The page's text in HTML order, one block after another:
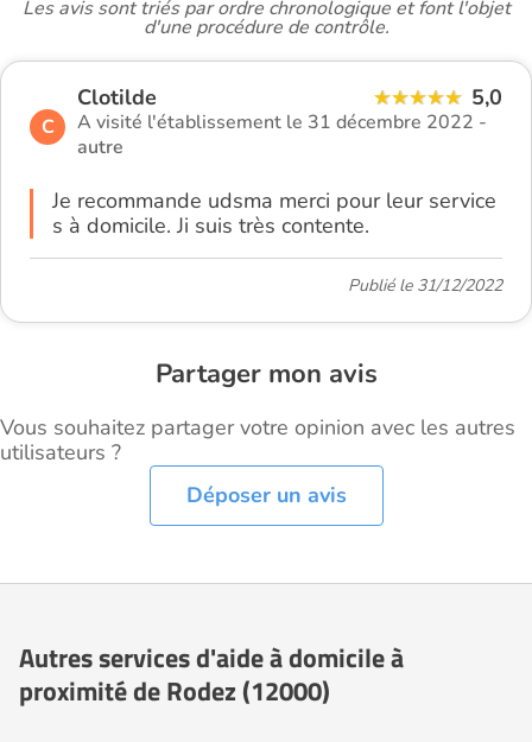
Les avis sont triés par ordre chronologique et font l'objet
d'une procédure de contrôle.
C
Clotilde 5,0
A visité l'établissement le 31 décembre 2022 -
autre
Je recommande udsma merci pour leur service
s à domicile. Ji suis très contente.
Publié le 31/12/2022
Partager mon avis
Vous souhaitez partager votre opinion avec les autres
utilisateurs ?
Déposer un avis
Autres services d'aide à domicile à
proximité de Rodez (12000)